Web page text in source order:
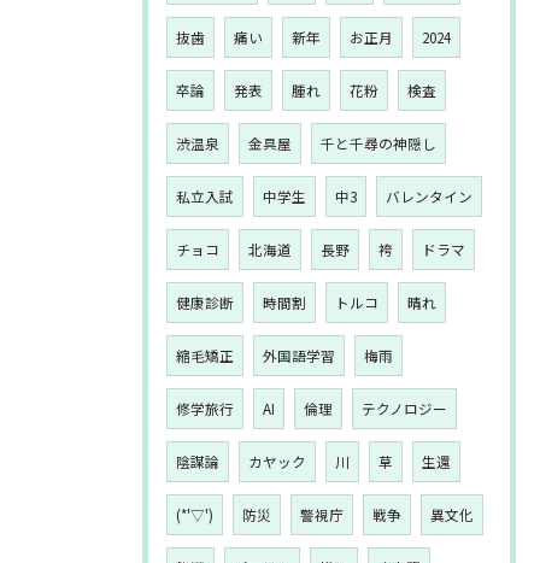
抜歯 痛い 新年 お正月 2024
卒論 発表 腫れ 花粉 検査
渋温泉 金具屋 千と千尋の神隠し
私立入試 中学生 中3 バレンタイン
チョコ 北海道 長野 袴 ドラマ
健康診断 時間割 トルコ 晴れ
縮毛矯正 外国語学習 梅雨
修学旅行 AI 倫理 テクノロジー
陰謀論 カヤック 川 草 生還
(*'▽') 防災 警視庁 戦争 異文化